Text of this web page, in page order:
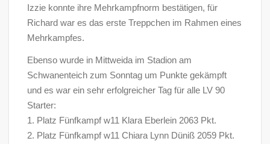
Izzie konnte ihre Mehrkampfnorm bestätigen, für
Richard war es das erste Treppchen im Rahmen eines
Mehrkampfes.
Ebenso wurde in Mittweida im Stadion am
Schwanenteich zum Sonntag um Punkte gekämpft
und es war ein sehr erfolgreicher Tag für alle LV 90
Starter:
1. Platz Fünfkampf w11 Klara Eberlein 2063 Pkt.
2. Platz Fünfkampf w11 Chiara Lynn Düniß 2059 Pkt.